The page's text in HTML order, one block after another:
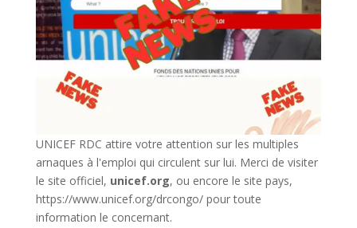
UNICEF RDC attire votre attention sur les multiples
arnaques à l'emploi qui circulent sur lui. Merci de visiter
le site officiel, unicef.org, ou encore le site pays,
https://www.unicef.org/drcongo/pour toute
information le concernant.